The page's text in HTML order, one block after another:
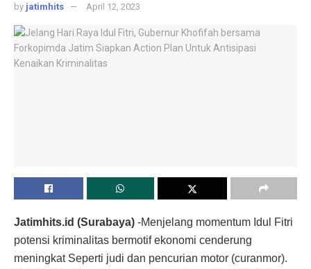
by jatimhits April 12, 2023
Jatimhits.id (Surabaya) -Menjelang momentum Idul Fitri
potensi kriminalitas bermotif ekonomi cenderung
meningkat Seperti judi dan pencurian motor (curanmor).